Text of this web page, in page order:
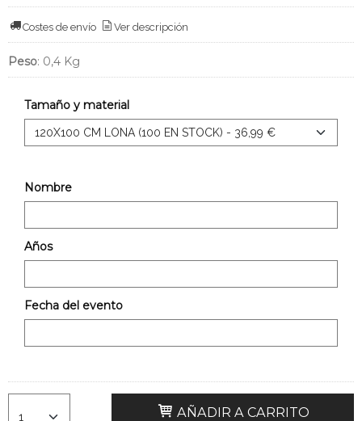
Costes de envío Ver descripción
Peso: 0,4 Kg
Tamaño y material
Nombre
Años
Fecha del evento
AÑADIR A CARRITO